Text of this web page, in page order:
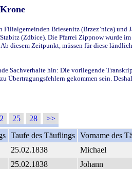
Briesenitz (Brzez`nica)
(Zdbice). Die Pfarrei Zippnow wurde
Zeitpunkt, müssen für diese
Sachverhalte hin: Die vorliegende
gekommen sein.
25 28
>>
Taufe des Täuflings Vorname des
25.02.1838 Michael
25.02.1838 Johann